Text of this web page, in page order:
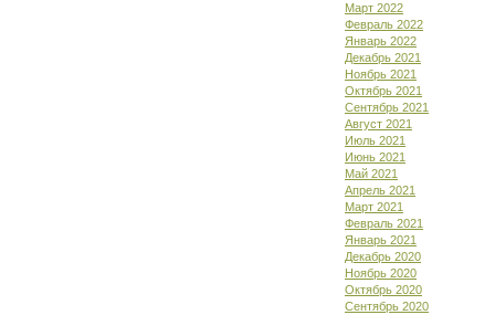
Март 2022
Февраль 2022
Январь 2022
Декабрь 2021
Ноябрь 2021
Октябрь 2021
Сентябрь 2021
Август 2021
Июль 2021
Июнь 2021
Май 2021
Апрель 2021
Март 2021
Февраль 2021
Январь 2021
Декабрь 2020
Ноябрь 2020
Октябрь 2020
Сентябрь 2020